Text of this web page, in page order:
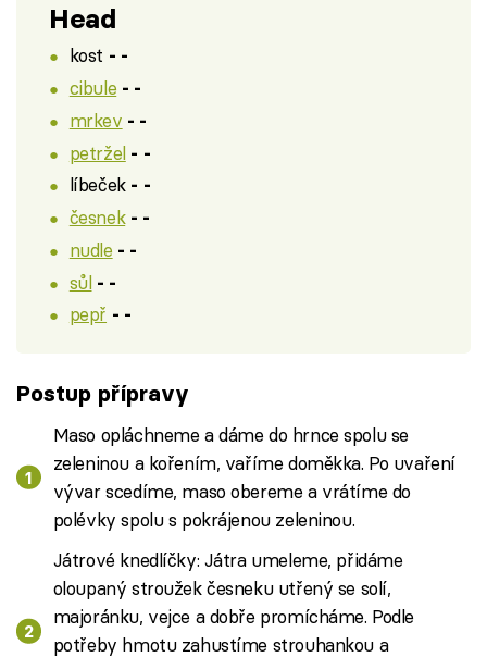
Head
kost - -
cibule - -
mrkev - -
petržel - -
líbeček - -
česnek - -
nudle - -
sůl - -
pepř - -
Postup přípravy
Maso opláchneme a dáme do hrnce spolu se
zeleninou a kořením, vaříme doměkka. Po uvaření
vývar scedíme, maso obereme a vrátíme do
polévky spolu s pokrájenou zeleninou.
Játrové knedlíčky: Játra umeleme, přidáme
oloupaný stroužek česneku utřený se solí,
majoránku, vejce a dobře promícháme. Podle
potřeby hmotu zahustíme strouhankou a